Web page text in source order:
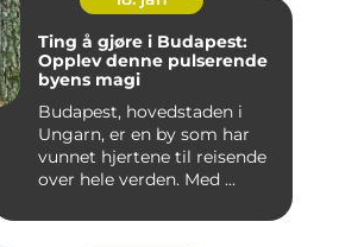
Ting å gjøre i Budapest:
Opplev denne pulserende
byens magi
Budapest, hovedstaden i
Ungarn, er en by som har
vunnet hjertene til reisende
over hele verden. Med ...